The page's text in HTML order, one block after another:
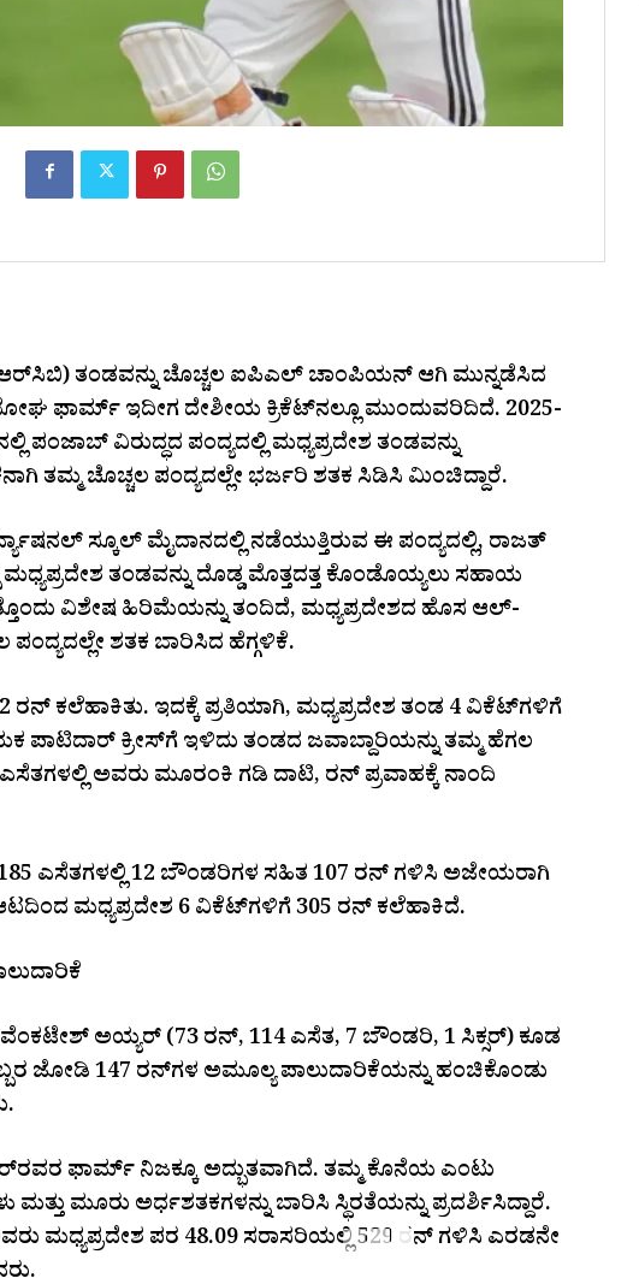
ತಂಡವನ್ನು ಚೊಚ್ಚಲ ಐಪಿಎಲ್ ಚಾಂಪಿಯನ್ ಆಗಿ ಮುನ್ನಡೆಸಿದ
ಫಾರ್ಮ್ ಇದೀಗ ದೇಶೀಯ ಕ್ರಿಕೆಟ್‌ನಲ್ಲೂ ಮುಂದುವರಿದಿದೆ. 2025-
ಪಂಜಾಬ್ ವಿರುದ್ಧದ ಪಂದ್ಯದಲ್ಲಿ ಮಧ್ಯಪ್ರದೇಶ ತಂಡವನ್ನು
ತಮ್ಮ ಚೊಚ್ಚಲ ಪಂದ್ಯದಲ್ಲೇ ಭರ್ಜರಿ ಶತಕ ಸಿಡಿಸಿ ಮಿಂಚಿದ್ದಾರೆ.
ಸ್ಕೂಲ್ ಮೈದಾನದಲ್ಲಿ ನಡೆಯುತ್ತಿರುವ ಈ ಪಂದ್ಯದಲ್ಲಿ, ರಾಜತ್
ತಂಡವನ್ನು ದೊಡ್ಡ ಮೊತ್ತದತ್ತ ಕೊಂಡೊಯ್ಯಲು ಸಹಾಯ
ವಿಶೇಷ ಹಿರಿಮೆಯನ್ನು ತಂದಿದೆ, ಮಧ್ಯಪ್ರದೇಶದ ಹೊಸ ಆಲ್-
ಶತಕ ಬಾರಿಸಿದ ಹೆಗ್ಗಳಿಕೆ.
ಕಲೆಹಾಕಿತು. ಇದಕ್ಕೆ ಪ್ರತಿಯಾಗಿ, ಮಧ್ಯಪ್ರದೇಶ ತಂಡ 4 ವಿಕೆಟ್‌ಗಳಿಗೆ
ಪಾಟಿದಾರ್​ ಕ್ರೀಸ್‌ಗೆ ಇಳಿದು ತಂಡದ ಜವಾಬ್ದಾರಿಯನ್ನು ತಮ್ಮ ಹೆಗಲ
ಅವರು ಮೂರಂಕಿ ಗಡಿ ದಾಟಿ, ರನ್ ಪ್ರವಾಹಕ್ಕೆ ನಾಂದಿ
ಎಸೆತಗಳಲ್ಲಿ 12 ಬೌಂಡರಿಗಳ ಸಹಿತ 107 ರನ್ ಗಳಿಸಿ ಅಜೇಯರಾಗಿ
ಮಧ್ಯಪ್ರದೇಶ 6 ವಿಕೆಟ್‌ಗಳಿಗೆ 305 ರನ್ ಕಲೆಹಾಕಿದೆ.
ಅಯ್ಯರ್ (73 ರನ್, 114 ಎಸೆತ, 7 ಬೌಂಡರಿ, 1 ಸಿಕ್ಸರ್) ಕೂಡ
ಜೋಡಿ 147 ರನ್‌ಗಳ ಅಮೂಲ್ಯ ಪಾಲುದಾರಿಕೆಯನ್ನು ಹಂಚಿಕೊಂಡು
ಫಾರ್ಮ್ ನಿಜಕ್ಕೂ ಅದ್ಭುತವಾಗಿದೆ. ತಮ್ಮ ಕೊನೆಯ ಎಂಟು
ಮತ್ತು ಮೂರು ಅರ್ಧಶತಕಗಳನ್ನು ಬಾರಿಸಿ ಸ್ಥಿರತೆಯನ್ನು ಪ್ರದರ್ಶಿಸಿದ್ದಾರೆ.
ಮಧ್ಯಪ್ರದೇಶ ಪರ 48.09 ಸರಾಸರಿಯಲ್ಲಿ 529 ರನ್ ಗಳಿಸಿ ಎರಡನೇ